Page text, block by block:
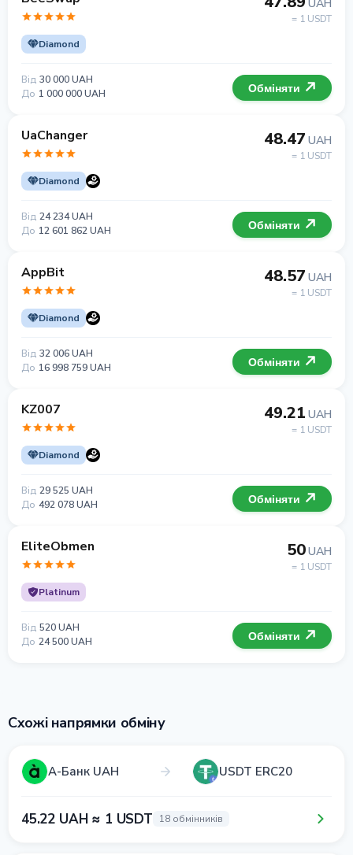
Diamond
UAH
= 1 USDT
Від 30 000 UAH
До 1 000 000 UAH Обміняти
UaChanger
Diamond
48.47 UAH
= 1 USDT
Від 24 234 UAH
До 12 601 862 UAH Обміняти
AppBit
Diamond
48.57 UAH
= 1 USDT
Від 32 006 UAH
До 16 998 759 UAH Обміняти
KZ007
Diamond
49.21 UAH
= 1 USDT
Від 29 525 UAH
До 492 078 UAH Обміняти
EliteObmen
Platinum
50UAH
= 1 USDT
Від 520 UAH
До 24 500 UAH Обміняти
Схожі напрямки обміну
А-Банк UAH USDT ERC20
45.22 UAH ≈ 1 USDT 18 обмінників